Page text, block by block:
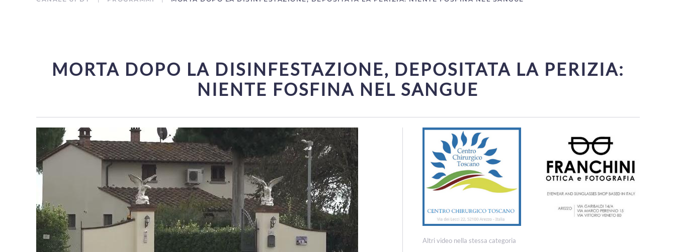
MORTA DOPO LA DISINFESTAZIONE, DEPOSITATA LA PERIZIA:
NIENTE FOSFINA NEL SANGUE
Altri video nella stessa categoria